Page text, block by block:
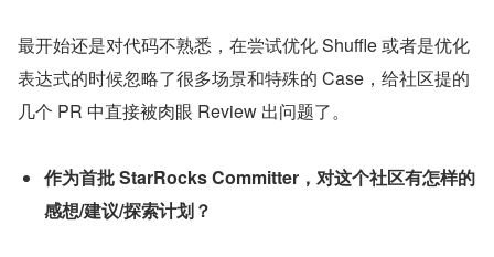
最开始还是对代码不熟悉，在尝试优化 Shuffle 或者是优化
表达式的时候忽略了很多场景和特殊的 Case，给社区提的
几个 PR 中直接被肉眼 Review 出问题了。
作为首批 StarRocks Committer，对这个社区有怎样的
感想/建议/探索计划？